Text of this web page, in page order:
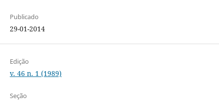
Publicado
29-01-2014
Edição
v. 46 n. 1 (1989)
Seção